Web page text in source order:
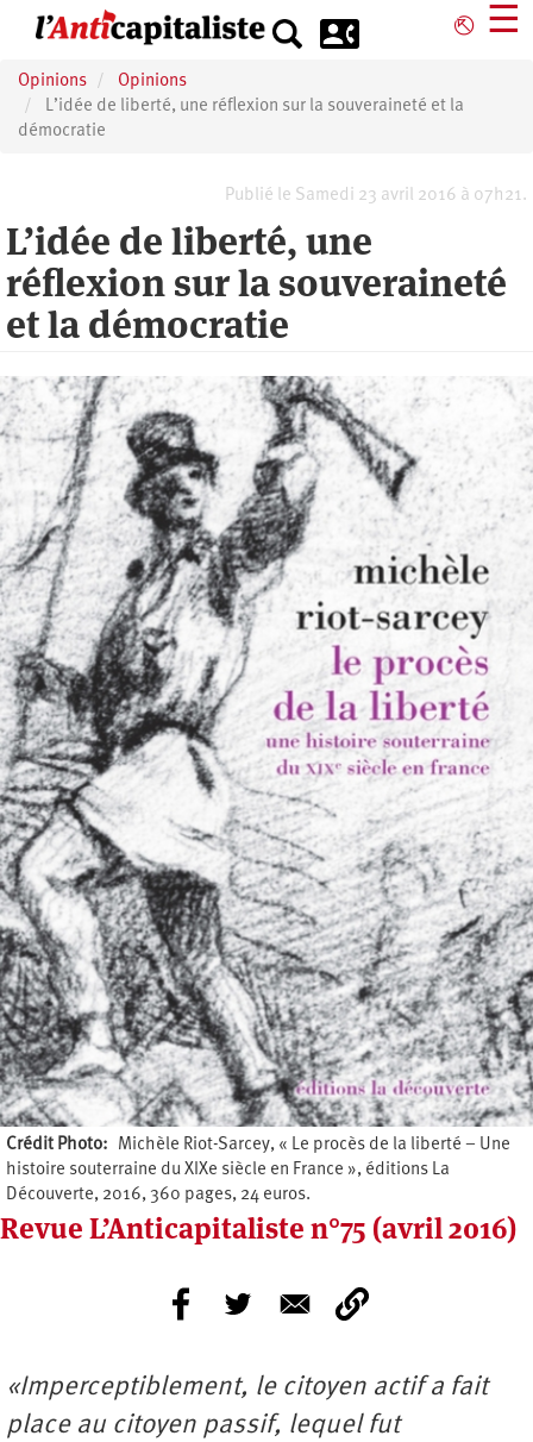
principal
⎋ ☰
Opinions
Opinions
L’idée de liberté, une réflexion sur la souveraineté et la
démocratie
Publié le Samedi 23 avril 2016 à 07h21.
L’idée de liberté, une
réflexion sur la souveraineté
et la démocratie
Crédit Photo
Michèle Riot-Sarcey, « Le procès de la liberté – Une
histoire souterraine du XIXe siècle en France », éditions La
Découverte, 2016, 360 pages, 24 euros.
Revue L’Anticapitaliste n°75 (avril 2016)
«Imperceptiblement, le citoyen actif a fait
place au citoyen passif, lequel fut